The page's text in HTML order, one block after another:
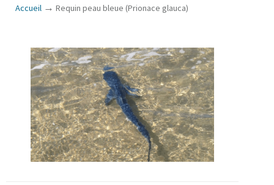
Accueil → Requin peau bleue (Prionace glauca)